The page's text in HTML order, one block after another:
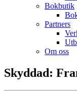
Bokbutik
Partners
Om oss
Skyddad: